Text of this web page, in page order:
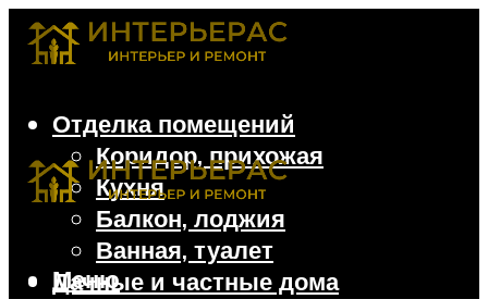
Отделка помещений
Коридор, прихожая
Кухня
Балкон, лоджия
Ванная, туалет
Дачные и частные дома
Меню